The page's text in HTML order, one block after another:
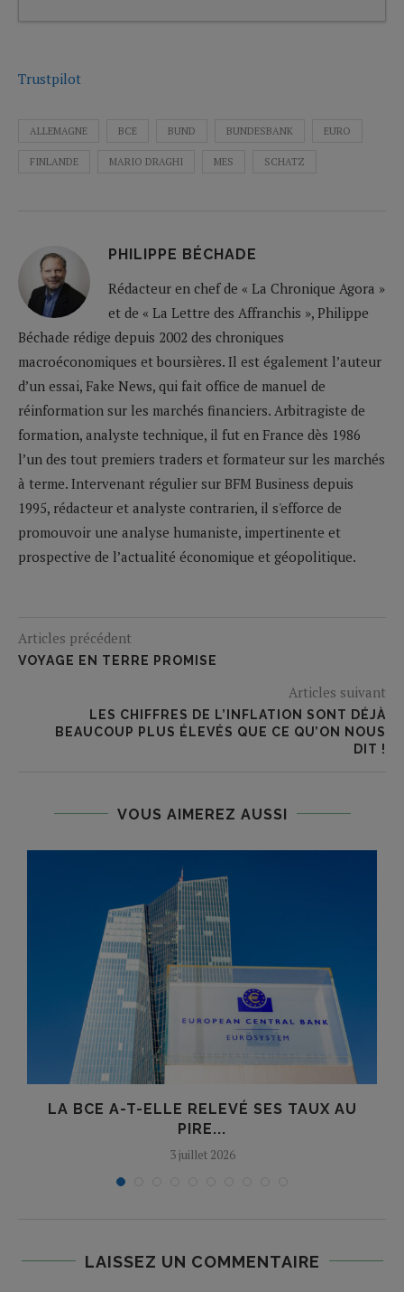
Trustpilot
ALLEMAGNE BCE BUND BUNDESBANK EURO
FINLANDE MARIO DRAGHI MES SCHATZ
PHILIPPE BÉCHADE
Rédacteur en chef de « La Chronique Agora »
et de « La Lettre des Affranchis », Philippe
Béchade rédige depuis 2002 des chroniques
macroéconomiques et boursières. Il est également l’auteur
d’un essai, Fake News, qui fait office de manuel de
réinformation sur les marchés financiers. Arbitragiste de
formation, analyste technique, il fut en France dès 1986
l’un des tout premiers traders et formateur sur les marchés
à terme. Intervenant régulier sur BFM Business depuis
1995, rédacteur et analyste contrarien, il s'efforce de
promouvoir une analyse humaniste, impertinente et
prospective de l’actualité économique et géopolitique.
Articles précédent
VOYAGE EN TERRE PROMISE
Articles suivant
LES CHIFFRES DE L’INFLATION SONT DÉJÀ
BEAUCOUP PLUS ÉLEVÉS QUE CE QU’ON NOUS
DIT !
VOUS AIMEREZ AUSSI
LA BCE A-T-ELLE RELEVÉ SES TAUX AU
PIRE...
3 juillet 2026
LAISSEZ UN COMMENTAIRE